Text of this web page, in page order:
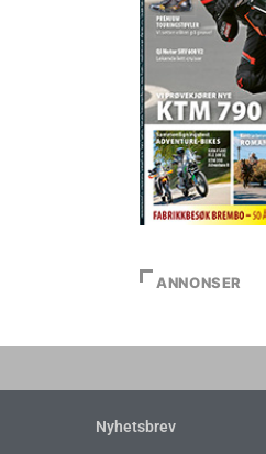
ANNONSER
Nyhetsbrev